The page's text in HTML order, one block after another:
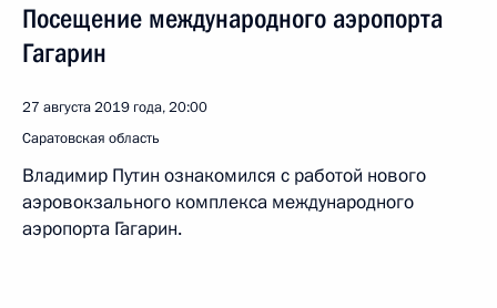
Посещение международного аэропорта
Гагарин
27 августа 2019 года, 20:00
Саратовская область
Владимир Путин ознакомился с работой нового
аэровокзального комплекса международного
аэропорта Гагарин.